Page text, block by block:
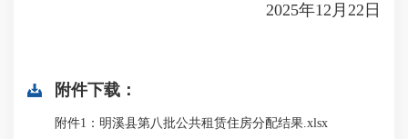
2025年12月22日
附件下载：
附件1：明溪县第八批公共租赁住房分配结果.xlsx